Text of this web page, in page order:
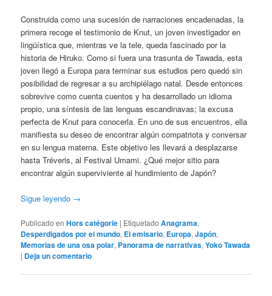
Construida como una sucesión de narraciones encadenadas, la
primera recoge el testimonio de Knut, un joven investigador en
lingüística que, mientras ve la tele, queda fascinado por la
historia de Hiruko. Como si fuera una trasunta de Tawada, esta
joven llegó a Europa para terminar sus estudios pero quedó sin
posibilidad de regresar a su archipiélago natal. Desde entonces
sobrevive como cuenta cuentos y ha desarrollado un idioma
propio, una síntesis de las lenguas escandinavas; la excusa
perfecta de Knut para conocerla. En uno de sus encuentros, ella
manifiesta su deseo de encontrar algún compatriota y conversar
en su lengua materna. Este objetivo les llevará a desplazarse
hasta Tréveris, al Festival Umami. ¿Qué mejor sitio para
encontrar algún superviviente al hundimiento de Japón?
Sigue leyendo →
Publicado en Hors catégorie | Etiquetado Anagrama,
Desperdigados por el mundo, El emisario, Europa,Japón,
Memorias de una osa polar, Panorama de narrativas,Yoko Tawada
| Deja un comentario